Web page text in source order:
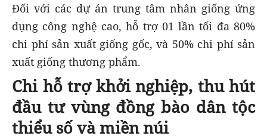
Đối với các dự án trung tâm nhân giống ứng
dụng công nghệ cao, hỗ trợ 01 lần tối đa 80%
chi phí sản xuất giống gốc, và 50% chi phí sản
xuất giống thương phẩm.
Chi hỗ trợ khởi nghiệp, thu hút
đầu tư vùng đồng bào dân tộc
thiểu số và miền núi